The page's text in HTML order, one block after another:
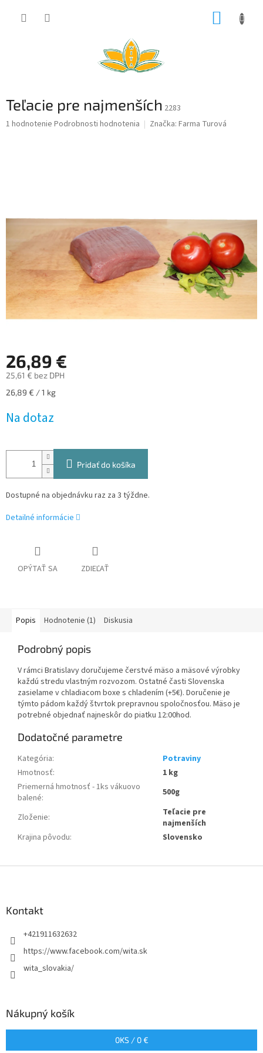
Teľacie pre najmenších 2283
Priemerné
1 hodnotenie Podrobnosti hodnotenia Značka: Farma Turová
26,89 €
25,61 € bez DPH
Jednotková
26,89 € / 1 kg
Na dotaz
Pridať do košíka
Dostupné na objednávku raz za 3 týždne.
Detailné informácie
OPÝTAŤ SA ZDIEĽAŤ
Popis Hodnotenie (1) Diskusia
Podrobný popis
V rámci Bratislavy doručujeme čerstvé mäso a mäsové výrobky
každú stredu vlastným rozvozom. Ostatné časti Slovenska
zasielame v chladiacom boxe s chladením (+5€). Doručenie je
týmto pádom každý štvrtok prepravnou spoločnosťou. Mäso je
potrebné objednať najneskôr do piatku 12:00hod.
Dodatočné parametre
Kategória:
Potraviny
Hmotnosť:
1 kg
Priemerná hmotnosť - 1ks vákuovo
balené: 500g
Zloženie:
Teľacie pre
najmenších
Krajina pôvodu: Slovensko
Kontakt
+421911632632
https://www.facebook.com/wita.sk
wita_slovakia/
Nákupný košík
0KS / 0 €